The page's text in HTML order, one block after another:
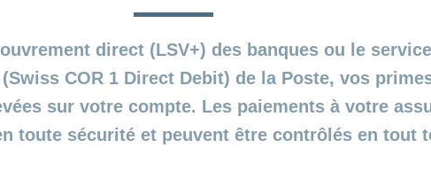
direct (LSV+) des banques ou le
(Swiss COR 1 Direct Debit) de la Poste, vos
sur votre compte. Les paiements à votre
toute sécurité et peuvent être contrôlés en tout